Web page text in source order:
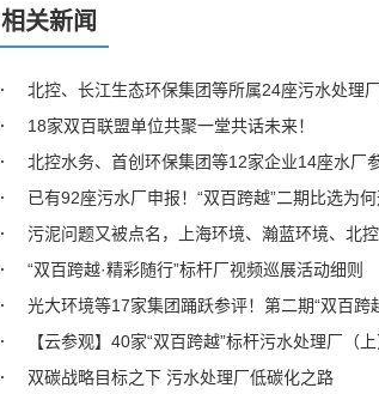
相关新闻
北控、长江生态环保集团等所属24座污水处理
18家双百联盟单位共聚一堂共话未来！
北控水务、首创环保集团等12家企业14座水厂
已有92座污水厂申报！“双百跨越”二期比选为何
污泥问题又被点名，上海环境、瀚蓝环境、北
“双百跨越·精彩随行”标杆厂视频巡展活动细则
光大环境等17家集团踊跃参评！第二期“双百跨
【云参观】​40家“双百跨越”标杆污水处理厂（上
双碳战略目标之下 污水处理厂低碳化之路